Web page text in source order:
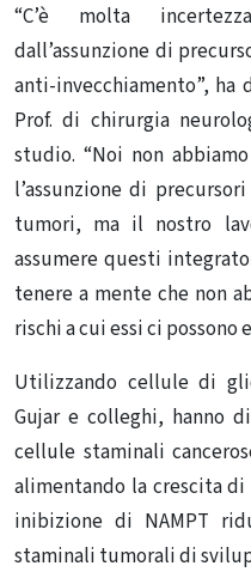
“C’è molta
dall’assunzione di
anti-invecchiamento”,
Prof. di chirurgia
studio. “Noi non
l’assunzione di
tumori, ma il nostro
assumere questi
tenere a mente che non
rischi a cui essi ci possono
Utilizzando cellule di
Gujar e colleghi, hanno
cellule staminali
alimentando la crescita
inibizione di NAMPT
staminali tumorali di